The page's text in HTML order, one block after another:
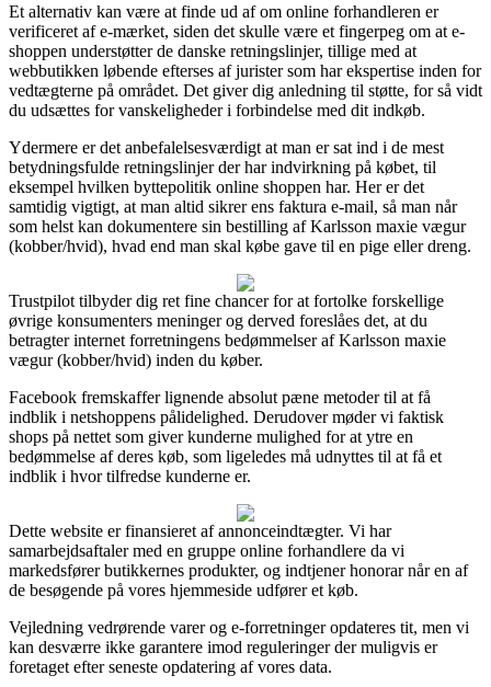
Et alternativ kan være at finde ud af om online forhandleren er
verificeret af e-mærket, siden det skulle være et fingerpeg om at e-
shoppen understøtter de danske retningslinjer, tillige med at
webbutikken løbende efterses af jurister som har ekspertise inden for
vedtægterne på området. Det giver dig anledning til støtte, for så vidt
du udsættes for vanskeligheder i forbindelse med dit indkøb.
Ydermere er det anbefalelsesværdigt at man er sat ind i de mest
betydningsfulde retningslinjer der har indvirkning på købet, til
eksempel hvilken byttepolitik online shoppen har. Her er det
samtidig vigtigt, at man altid sikrer ens faktura e-mail, så man når
som helst kan dokumentere sin bestilling af Karlsson maxie vægur
(kobber/hvid), hvad end man skal købe gave til en pige eller dreng.
Trustpilot tilbyder dig ret fine chancer for at fortolke forskellige
øvrige konsumenters meninger og derved foreslåes det, at du
betragter internet forretningens bedømmelser af Karlsson maxie
vægur (kobber/hvid) inden du køber.
Facebook fremskaffer lignende absolut pæne metoder til at få
indblik i netshoppens pålidelighed. Derudover møder vi faktisk
shops på nettet som giver kunderne mulighed for at ytre en
bedømmelse af deres køb, som ligeledes må udnyttes til at få et
indblik i hvor tilfredse kunderne er.
Dette website er finansieret af annonceindtægter. Vi har
samarbejdsaftaler med en gruppe online forhandlere da vi
markedsfører butikkernes produkter, og indtjener honorar når en af
de besøgende på vores hjemmeside udfører et køb.
Vejledning vedrørende varer og e-forretninger opdateres tit, men vi
kan desværre ikke garantere imod reguleringer der muligvis er
foretaget efter seneste opdatering af vores data.